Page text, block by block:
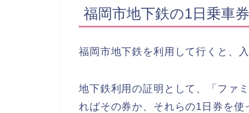
福岡市地下鉄の1日乗車
福岡市地下鉄を利用して行くと、
地下鉄利用の証明として、「ファ
ればその券か、それらの1日券を